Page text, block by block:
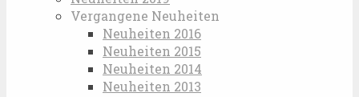
Vergangene Neuheiten
Neuheiten 2016
Neuheiten 2015
Neuheiten 2014
Neuheiten 2013